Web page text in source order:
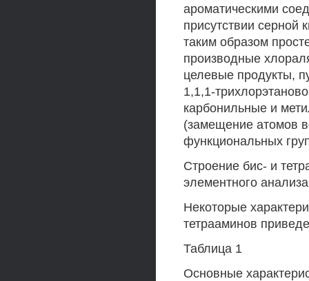
ароматическими
присутствии серной
таким образом
производные
целевые продукты,
1,1,1-
карбонильные и
(замещение атомов
функциональных
Строение бис- и
элементного
Некоторые
тетрааминов
Таблица 1
Основные